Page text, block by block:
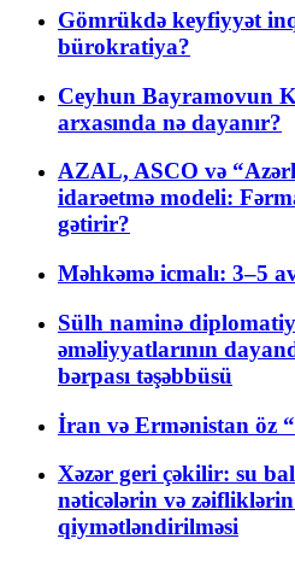
Gömrükdə keyfiyyət
bürokratiya?
Ceyhun Bayramovun
arxasında nə dayanır?
AZAL, ASCO və
idarəetmə modeli:
gətirir?
Məhkəmə icmalı: 3–5
Sülh naminə
əməliyyatlarının
bərpası təşəbbüsü
İran və Ermənistan öz
Xəzər geri çəkilir: su
nəticələrin və
qiymətləndirilməsi